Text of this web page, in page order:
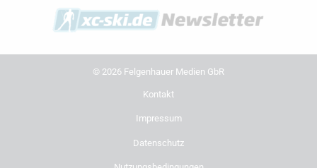
© 2026 Felgenhauer Medien GbR
Kontakt
Impressum
Datenschutz